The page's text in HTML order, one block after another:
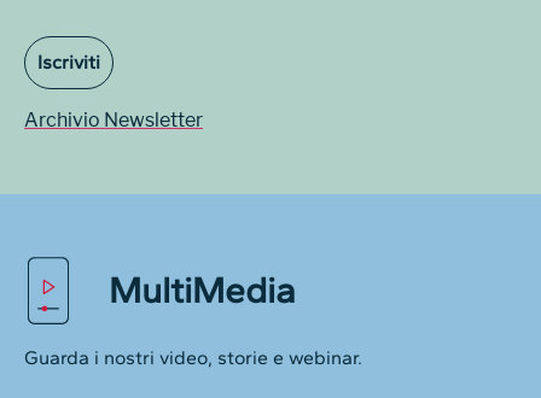
Iscriviti
Archivio Newsletter
MultiMedia
Guarda i nostri video, storie e webinar.